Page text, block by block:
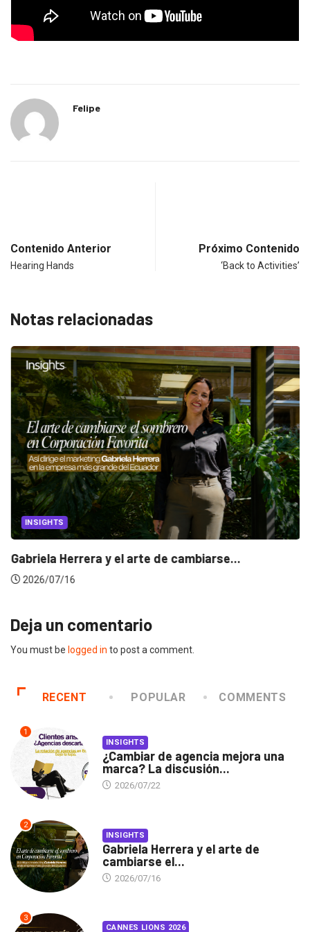
Felipe
Contenido Anterior
Hearing Hands
Próximo Contenido
‘Back to Activities’
Notas relacionadas
INSIGHTS
Gabriela Herrera y el arte de cambiarse...
2026/07/16
Deja un comentario
You must be logged in to post a comment.
RECENT POPULAR COMMENTS
1
INSIGHTS
¿Cambiar de agencia mejora una
marca? La discusión...
2026/07/22
2
INSIGHTS
Gabriela Herrera y el arte de
cambiarse el...
2026/07/16
3
CANNES LIONS 2026